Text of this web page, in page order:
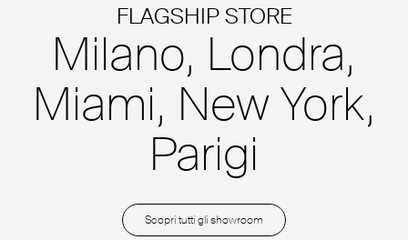
FLAGSHIP STORE
Milano, Londra,
Miami, New York,
Parigi
Scopri tutti gli showroom